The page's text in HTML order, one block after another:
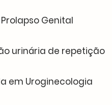
Genital
urinária de repetição
em Uroginecologia